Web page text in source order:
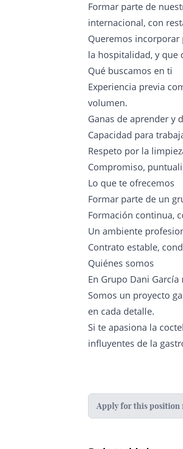
Formar parte de
internacional, con
Queremos
la hospitalidad, y que
Qué buscamos en ti
Experiencia previa
volumen.
Ganas de aprender y
Capacidad para
Respeto por la
Compromiso,
Lo que te ofrecemos
Formar parte de un
Formación continua,
Un ambiente
Contrato estable,
Quiénes somos
En Grupo Dani
Somos un proyecto
en cada detalle.
Si te apasiona la
influyentes de la
Apply for this